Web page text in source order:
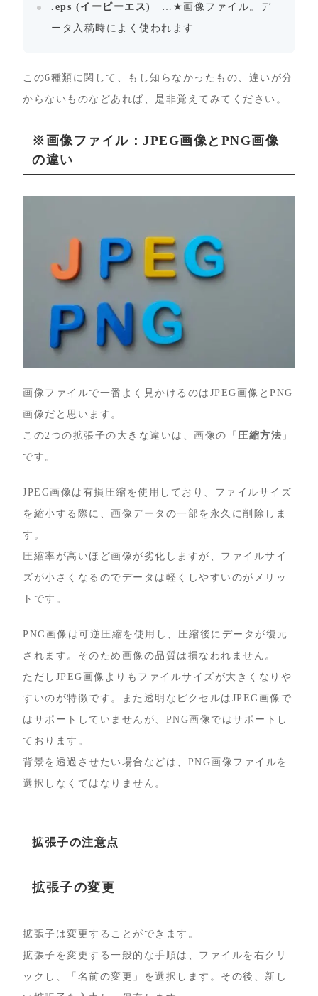
.eps (イーピーエス)
…★画像ファイル。デ
ータ入稿時によく使われます
この6種類に関して、もし知らなかったもの、違いが分
からないものなどあれば、是非覚えてみてください。
※画像ファイル：JPEG画像とPNG画像
の違い
画像ファイルで一番よく見かけるのはJPEG画像とPNG
画像だと思います。
この2つの拡張子の大きな違いは、画像の「圧縮方法 」
です。
JPEG画像は有損圧縮を使用しており、ファイルサイズ
を縮小する際に、画像データの一部を永久に削除しま
す。
圧縮率が高いほど画像が劣化しますが、ファイルサイ
ズが小さくなるのでデータは軽くしやすいのがメリッ
トです。
PNG画像は可逆圧縮を使用し、圧縮後にデータが復元
されます。そのため画像の品質は損なわれません。
ただしJPEG画像よりもファイルサイズが大きくなりや
すいのが特徴です。また透明なピクセルはJPEG画像で
はサポートしていませんが、PNG画像ではサポートし
ております。
背景を透過させたい場合などは、PNG画像ファイルを
選択しなくてはなりません。
拡張子の注意点
拡張子の変更
拡張子は変更することができます。
拡張子を変更する一般的な手順は、ファイルを右クリ
ックし、「名前の変更」を選択します。その後、新し